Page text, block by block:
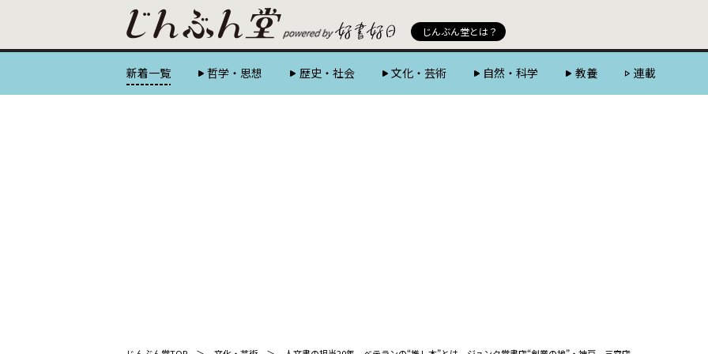
じんぶん堂とは？
新着一覧 哲学・思想 歴史・社会 文化・芸術 自然・科学 教養 連載